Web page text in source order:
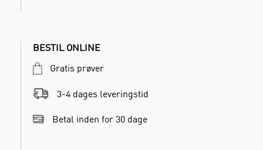
BESTIL ONLINE
Gratis prøver
3-4 dages leveringstid
Betal inden for 30 dage